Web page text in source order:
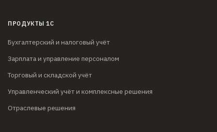
ПРОДУКТЫ 1С
Бухгалтерский и налоговый учёт
Зарплата и управление персоналом
Торговый и складской учёт
Управленческий учёт и комплексные решения
Отраслевые решения